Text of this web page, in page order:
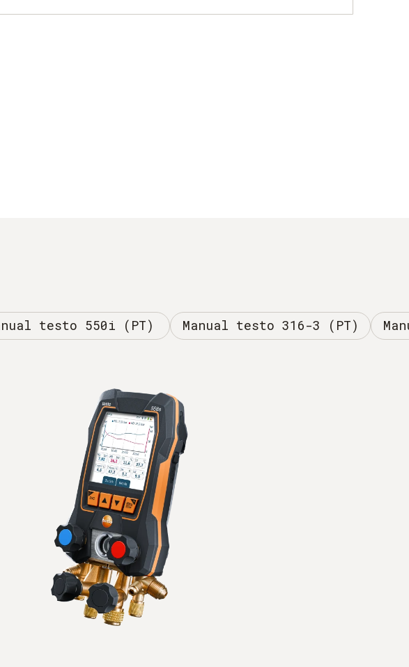
testo 550i (PT) Manual testo 316-3 (PT)